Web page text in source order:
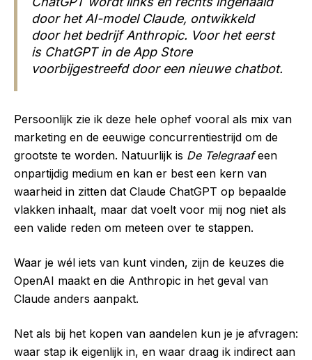
door het AI-model Claude, ontwikkeld
door het bedrijf Anthropic. Voor het eerst
is ChatGPT in de App Store
voorbijgestreefd door een nieuwe chatbot.
Persoonlijk zie ik deze hele ophef vooral als mix van
marketing en de eeuwige concurrentiestrijd om de
grootste te worden. Natuurlijk is De Telegraafeen
onpartijdig medium en kan er best een kern van
waarheid in zitten dat Claude ChatGPT op bepaalde
vlakken inhaalt, maar dat voelt voor mij nog niet als
een valide reden om meteen over te stappen.
Waar je wél iets van kunt vinden, zijn de keuzes die
OpenAI maakt en die Anthropic in het geval van
Claude anders aanpakt.
Net als bij het kopen van aandelen kun je je afvragen:
waar stap ik eigenlijk in, en waar draag ik indirect aan